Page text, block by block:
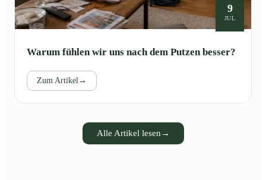
9
JUL
Warum fühlen wir uns nach dem Putzen besser?
Zum Artikel →
Alle Artikel lesen →